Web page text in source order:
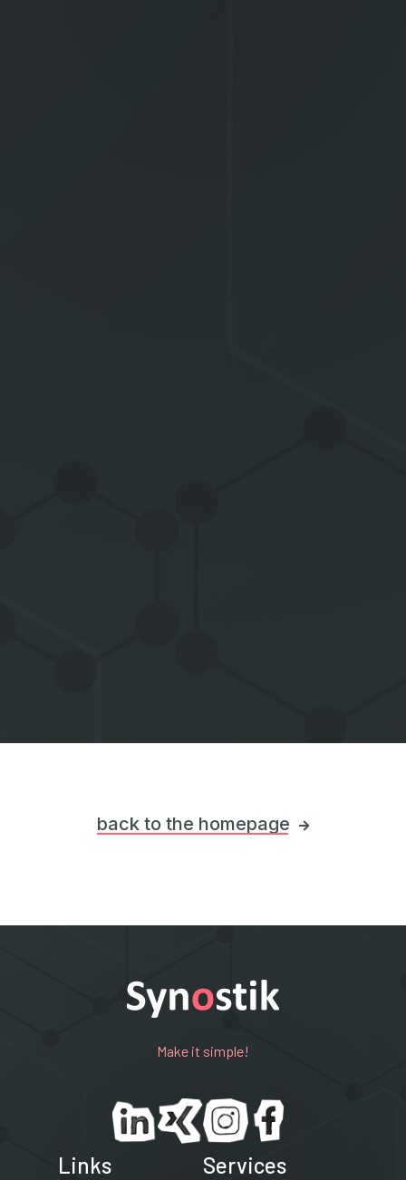
back to the homepage 
Make it simple!
Links Services